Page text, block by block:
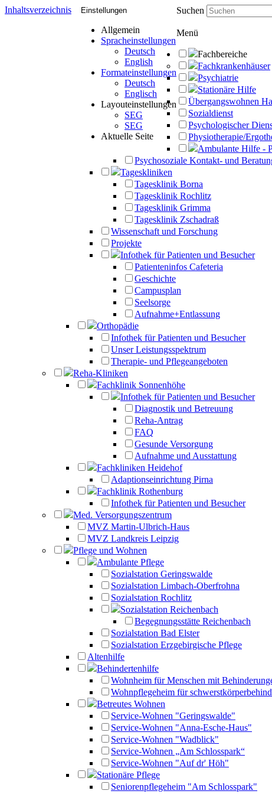
Inhaltsverzeichnis Einstellungen
Allgemein
Spracheinstellungen
Deutsch
English
Formateinstellungen
Deutsch
Englisch
Layouteinstellungen
SEG
SEG
Aktuelle Seite
Suchen
Menü
Fachbereiche
Fachkrankenhäuser
Psychiatrie
Stationäre Hilfe
Übergangswohnen
Sozialdienst
Psychologischer
Physiotherapie/
Ambulante Hilfe -
Psychosoziale Kontakt- und
Tageskliniken
Tagesklinik Borna
Tagesklinik Rochlitz
Tagesklinik Grimma
Tagesklinik Zschadraß
Wissenschaft und Forschung
Projekte
Infothek für Patienten und Besucher
Patienteninfos Cafeteria
Geschichte
Campusplan
Seelsorge
Aufnahme+Entlassung
Orthopädie
Infothek für Patienten und Besucher
Unser Leistungsspektrum
Therapie- und Pflegeangeboten
Reha-Kliniken
Fachklinik Sonnenhöhe
Infothek für Patienten und Besucher
Diagnostik und Betreuung
Reha-Antrag
FAQ
Gesunde Versorgung
Aufnahme und Ausstattung
Fachkliniken Heidehof
Adaptionseinrichtung Pirna
Fachklinik Rothenburg
Infothek für Patienten und Besucher
Med. Versorgungszentrum
MVZ Martin-Ulbrich-Haus
MVZ Landkreis Leipzig
Pflege und Wohnen
Ambulante Pflege
Sozialstation Geringswalde
Sozialstation Limbach-Oberfrohna
Sozialstation Rochlitz
Sozialstation Reichenbach
Begegnungsstätte Reichenbach
Sozialstation Bad Elster
Sozialstation Erzgebirgische Pflege
Altenhilfe
Behindertenhilfe
Wohnheim für Menschen mit
Wohnpflegeheim für
Betreutes Wohnen
Service-Wohnen "Geringswalde"
Service-Wohnen "Anna-Esche-Haus"
Service-Wohnen "Wadblick"
Service-Wohnen „Am Schlosspark“
Service-Wohnen "Auf dr' Höh"
Stationäre Pflege
Seniorenpflegeheim "Am Schlosspark"